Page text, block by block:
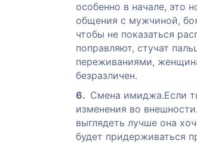
особенно в начале, это
общения с мужчиной,
чтобы не показаться
поправляют, стучат
переживаниями,
безразличен.
Смена имиджа.Если
изменения во
выглядеть лучше она
будет придерживаться